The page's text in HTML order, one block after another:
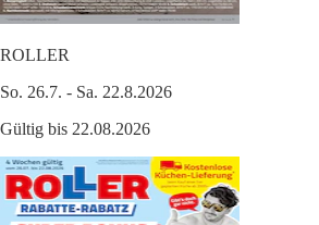
ROLLER
So. 26.7. - Sa. 22.8.2026
Gültig bis 22.08.2026